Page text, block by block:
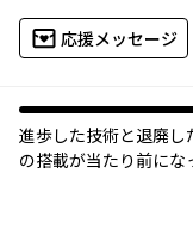
応援メッセージ
進歩した技術と退廃し
の搭載が当たり前に
女が挑む事件の先に待